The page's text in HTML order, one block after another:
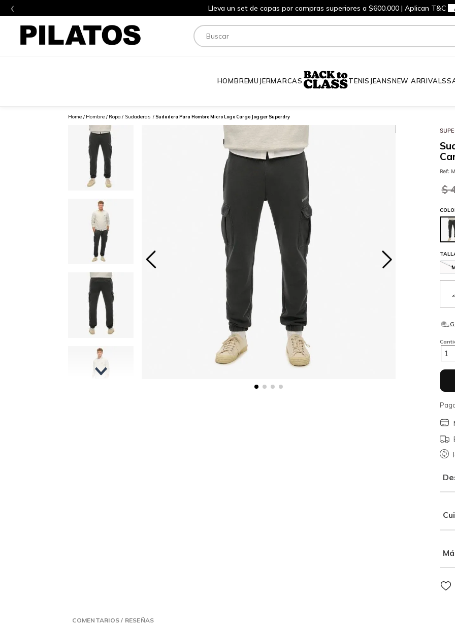
‹ Lleva un set de copas por compras superiores a $600.000 | Aplican T&C
Buscar
HOMBREMUJERMARCAS TENIS JEANSNEW ARRIVALS
Hombre Ropa Sudaderas Sudadera Para Hombre Micro Logo Cargo Jogger Superdry
Ref:
$
1
COMENTARIOS / RESEÑAS